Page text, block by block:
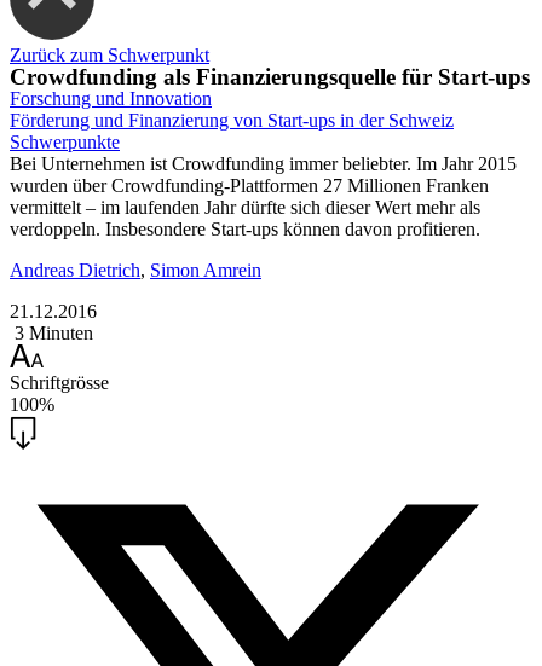
Zurück zum Schwerpunkt
Crowdfunding als Finanzierungsquelle für Start-ups
Forschung und Innovation
Förderung und Finanzierung von Start-ups in der Schweiz
Schwerpunkte
Bei Unternehmen ist Crowdfunding immer beliebter. Im Jahr 2015
wurden über Crowdfunding-Plattformen 27 Millionen Franken
vermittelt – im laufenden Jahr dürfte sich dieser Wert mehr als
verdoppeln. Insbesondere Start-ups können davon profitieren.
Andreas Dietrich, Simon Amrein
21.12.2016
3 Minuten
Schriftgrösse
100%